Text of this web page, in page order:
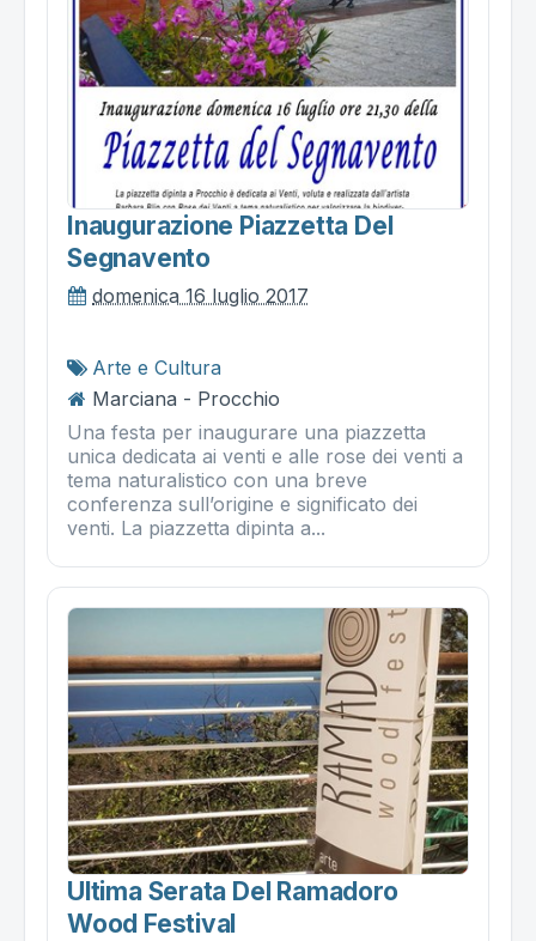
Inaugurazione Piazzetta Del
Segnavento
domenica 16 luglio 2017
Arte e Cultura
Marciana - Procchio
Una festa per inaugurare una piazzetta
unica dedicata ai venti e alle rose dei venti a
tema naturalistico con una breve
conferenza sull’origine e significato dei
venti. La piazzetta dipinta a...
Ultima Serata Del Ramadoro
Wood Festival